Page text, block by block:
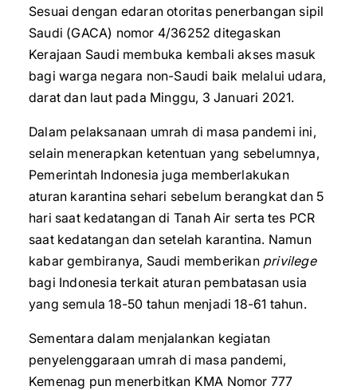
Sesuai dengan edaran otoritas penerbangan sipil
Saudi (GACA) nomor 4/36252 ditegaskan
Kerajaan Saudi membuka kembali akses masuk
bagi warga negara non-Saudi baik melalui udara,
darat dan laut pada Minggu, 3 Januari 2021.
Dalam pelaksanaan umrah di masa pandemi ini,
selain menerapkan ketentuan yang sebelumnya,
Pemerintah Indonesia juga memberlakukan
aturan karantina sehari sebelum berangkat dan 5
hari saat kedatangan di Tanah Air serta tes PCR
saat kedatangan dan setelah karantina. Namun
kabar gembiranya, Saudi memberikan privilege
bagi Indonesia terkait aturan pembatasan usia
yang semula 18-50 tahun menjadi 18-61 tahun.
Sementara dalam menjalankan kegiatan
penyelenggaraan umrah di masa pandemi,
Kemenag pun menerbitkan KMA Nomor 777